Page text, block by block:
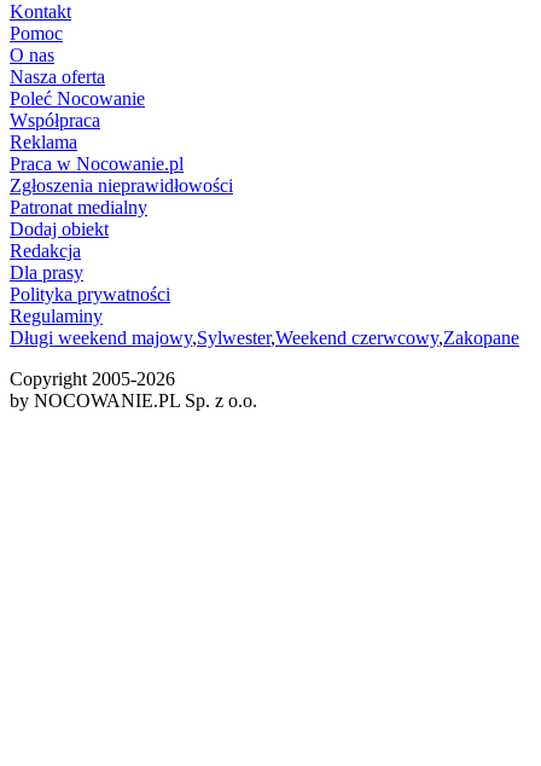
Kontakt
Pomoc
O nas
Nasza oferta
Poleć Nocowanie
Współpraca
Reklama
Praca w Nocowanie.pl
Zgłoszenia nieprawidłowości
Patronat medialny
Dodaj obiekt
Redakcja
Dla prasy
Polityka prywatności
Regulaminy
Długi weekend majowy,Sylwester,Weekend czerwcowy,Zakopane
Copyright 2005-2026
by NOCOWANIE.PL Sp. z o.o.